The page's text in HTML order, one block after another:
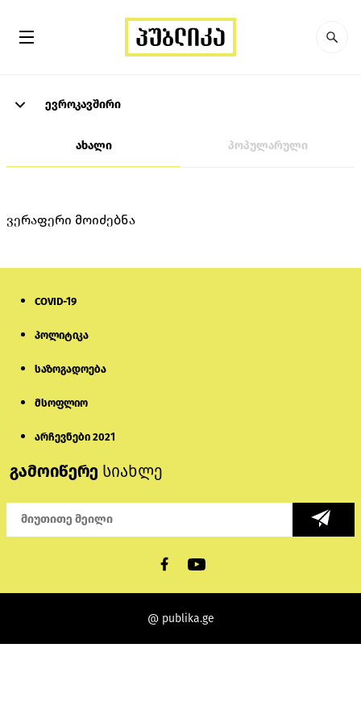
ევროკავშირი
ახალი პოპულარული
ვერაფერი მოიძებნა
COVID-19
პოლიტიკა
საზოგადოება
მსოფლიო
არჩევნები 2021
გამოიწერე სიახლე
@ publika.ge